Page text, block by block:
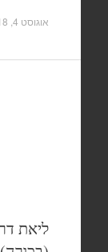
אוגוסט 4, 2018